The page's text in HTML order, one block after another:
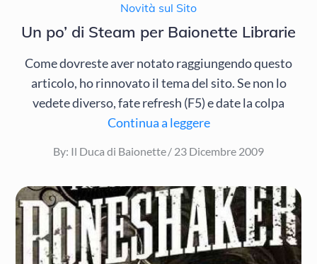
Novità sul Sito
Un po’ di Steam per Baionette Librarie
Come dovreste aver notato raggiungendo questo
articolo, ho rinnovato il tema del sito. Se non lo
vedete diverso, fate refresh (F5) e date la colpa
Continua a leggere
By: Il Duca di Baionette
Posted
23 Dicembre 2009